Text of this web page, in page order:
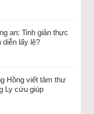
an: Tinh giản thực
diễn lấy lệ?
Hồng viết tâm thư
Ly cứu giúp